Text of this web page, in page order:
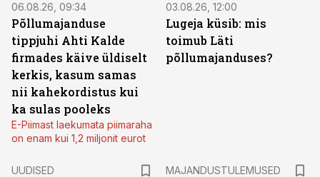
06.08.26, 09:34
Põllumajanduse
tippjuhi Ahti Kalde
firmades käive üldiselt
kerkis, kasum samas
nii kahekordistus kui
ka sulas pooleks
E-Piimast laekumata piimaraha
on enam kui 1,2 miljonit eurot
03.08.26, 12:00
Lugeja küsib: mis
toimub Läti
põllumajanduses?
UUDISED
MAJANDUSTULEMUSED